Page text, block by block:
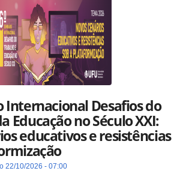
Internacional Desafios do
Educação no Século XXI:
educativos e resistências
22/10/2026 - 07:00